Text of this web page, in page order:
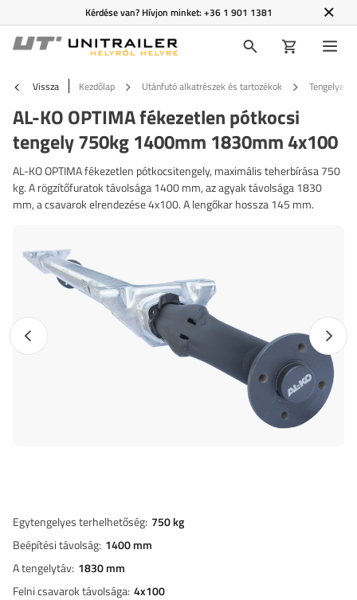
Kérdése van? Hívjon minket:+36 1 901 1381
Vissza Kezdőlap Utánfutó alkatrészek és tartozékok Tengelyek
AL-KO OPTIMA fékezetlen pótkocsi
tengely 750kg 1400mm 1830mm 4x100
AL-KO OPTIMA fékezetlen pótkocsitengely, maximális teherbírása 750
kg. A rögzítőfuratok távolsága 1400 mm, az agyak távolsága 1830
mm, a csavarok elrendezése 4x100. A lengőkar hossza 145 mm.
Előző fotó
Egytengelyes terhelhetőség 750 kg
Beépítési távolság 1400 mm
A tengelytáv 1830 mm
Felni csavarok távolsága 4x100